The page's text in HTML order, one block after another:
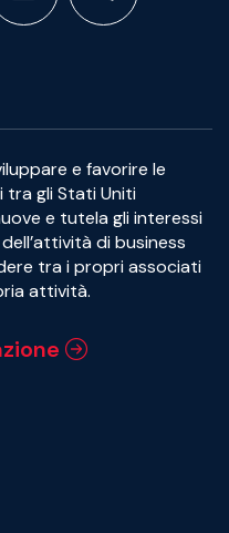
e favorire le
tra gli Stati Uniti
e tutela gli interessi
di business
tra i propri associati
attività.